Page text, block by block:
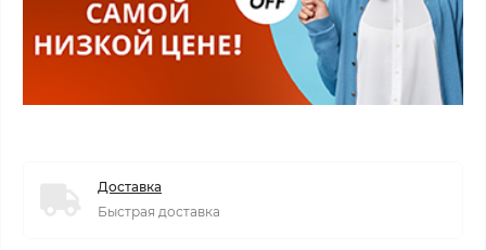
Доставка
Быстрая доставка